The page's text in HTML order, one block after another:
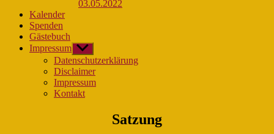
03.05.2022
Kalender
Spenden
Gästebuch
Impressum Untermenü
anzeigen
Datenschutzerklärung
Disclaimer
Impressum
Kontakt
Satzung